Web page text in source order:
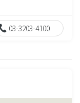
03-3203-4100